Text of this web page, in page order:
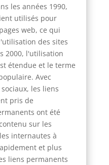
les années 1990,
utilisés pour
web, ce qui
des sites
2000, l'utilisation
étendue et le terme
Avec
les liens
pris de
ont été
sur les
internautes à
et plus
liens permanents